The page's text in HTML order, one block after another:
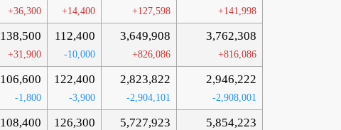
+36,300 +14,400 +127,598 +141,998
138,500
+31,900
112,400
-10,000
3,649,908
+826,086
3,762,308
+816,086
106,600
-1,800
122,400
-3,900
2,823,822
-2,904,101
2,946,222
-2,908,001
108,400 126,300 5,727,923 5,854,223